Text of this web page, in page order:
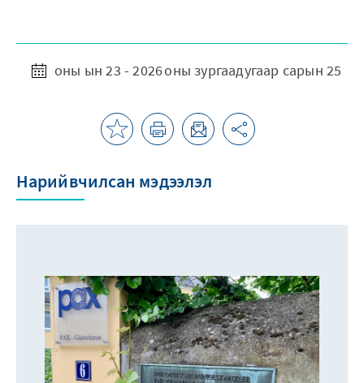
оны ын 23 - 2026 оны зургаадугаар сарын 25
Нарийвчилсан мэдээлэл